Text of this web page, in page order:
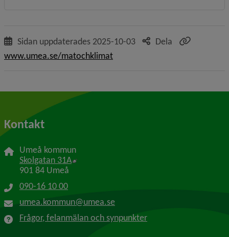
Sidan uppdaterades 2025-10-03
Dela
www.umea.se/matochklimat
Kontakt
Umeå kommun
Skolgatan 31A Länk till annan webbplats, öppnas i nytt
901 84 Umeå
090-16 10 00
umea.kommun@umea.se
Frågor, felanmälan och synpunkter